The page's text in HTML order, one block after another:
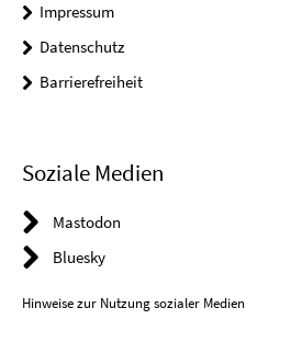
Impressum
Datenschutz
Barrierefreiheit
Soziale Medien
Mastodon
Bluesky
Hinweise zur Nutzung sozialer Medien